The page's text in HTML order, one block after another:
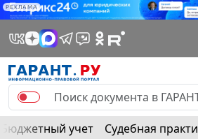
РЕКЛАМА
Бюджетный учет Судебная